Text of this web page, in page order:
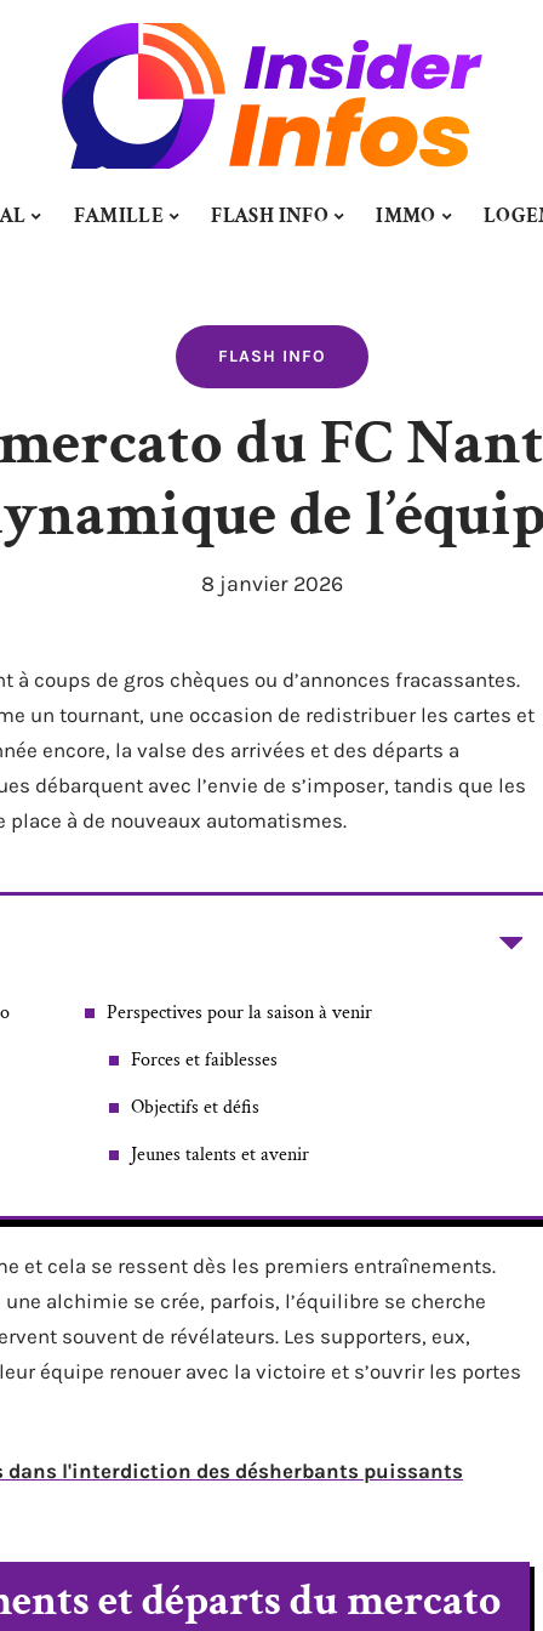
FAMILLE FLASH INFO IMMO
FLASH INFO
du FC
de
8 janvier 2026
coups de gros chèques ou d’annonces fracassantes.
un tournant, une occasion de redistribuer les cartes et
encore, la valse des arrivées et des départs a
débarquent avec l’envie de s’imposer, tandis que les
à de nouveaux automatismes.
Perspectives pour la saison à venir
Forces et faiblesses
Objectifs et défis
Jeunes talents et avenir
et cela se ressent dès les premiers entraînements.
alchimie se crée, parfois, l’équilibre se cherche
souvent de révélateurs. Les supporters, eux,
équipe renouer avec la victoire et s’ouvrir les portes
dans l'interdiction des désherbants puissants
et départs du mercato